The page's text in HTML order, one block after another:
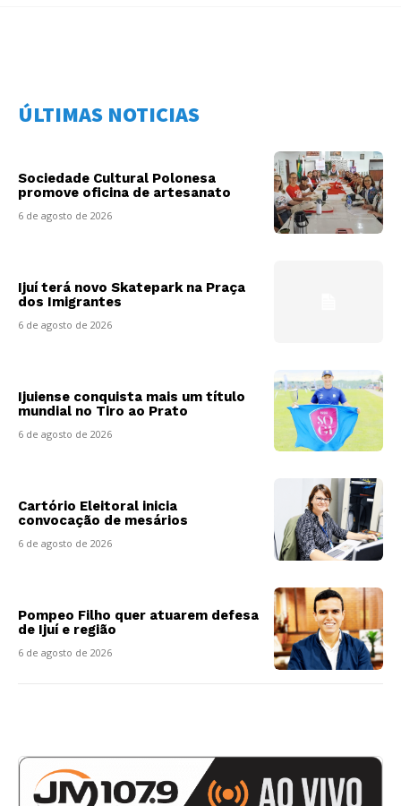
ÚLTIMAS NOTICIAS
Sociedade Cultural Polonesa
promove oficina de artesanato
6 de agosto de 2026
Ijuí terá novo Skatepark na Praça
dos Imigrantes
6 de agosto de 2026
Ijuiense conquista mais um título
mundial no Tiro ao Prato
6 de agosto de 2026
Cartório Eleitoral inicia
convocação de mesários
6 de agosto de 2026
Pompeo Filho quer atuarem defesa
de Ijuí e região
6 de agosto de 2026